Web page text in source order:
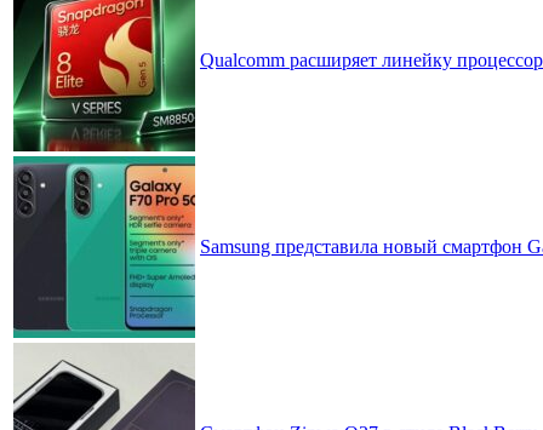
Qualcomm расширяет линейку
Samsung представила новый смартфон